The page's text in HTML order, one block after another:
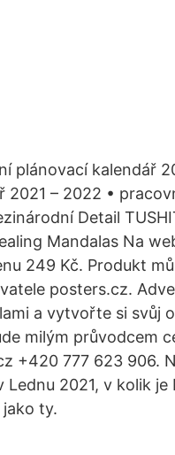
plánovací kalendář
– 2022 •
Detail
Mandalas Na
249 Kč. Produkt
posters.cz.
a vytvořte si svůj
milým průvodcem
+420 777 623 906.
2021, v kolik
ty.